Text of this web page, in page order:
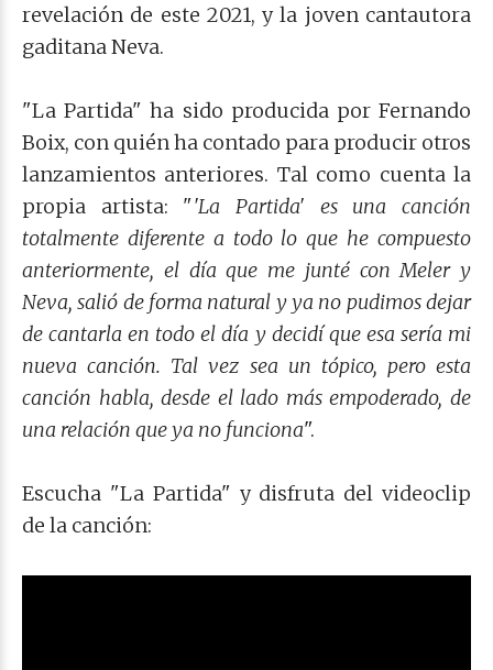
revelación de este 2021, y la joven cantautora
gaditana Neva.
"La Partida" ha sido producida por Fernando
Boix, con quién ha contado para producir otros
lanzamientos anteriores. Tal como cuenta la
propia artista: "'La Partida'
es una canción
totalmente diferente a todo lo que he compuesto
anteriormente, el día que me junté con Meler y
Neva, salió de forma natural y ya no pudimos dejar
de cantarla en todo el día y decidí que esa sería mi
nueva canción. Tal vez sea un tópico, pero esta
canción habla, desde el lado más empoderado, de
una relación que ya no funciona".
Escucha "La Partida" y disfruta del videoclip
de la canción: